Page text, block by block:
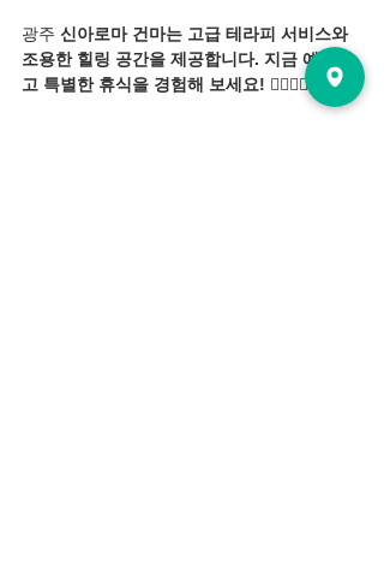
광주 신아로마 건마는 고급 테라피 서비스와
조용한 힐링 공간을 제공합니다. 지금 예약하
고 특별한 휴식을 경험해 보세요! 💆‍♂️💆‍♀️✨